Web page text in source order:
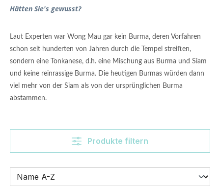
Hätten Sie's gewusst?
Laut Experten war Wong Mau gar kein Burma, deren Vorfahren
schon seit hunderten von Jahren durch die Tempel streiften,
sondern eine Tonkanese, d.h. eine Mischung aus Burma und Siam
und keine reinrassige Burma. Die heutigen Burmas würden dann
viel mehr von der Siam als von der ursprünglichen Burma
abstammen.
Produkte filtern